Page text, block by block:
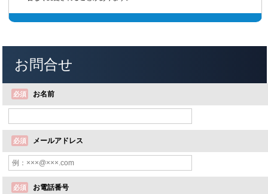
お問合せ
必須 お名前
必須 メールアドレス
必須 お電話番号